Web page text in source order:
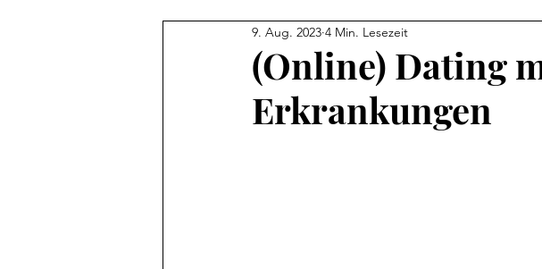
Persönlichkeitspsychologie
Arbeitspsychologie Resilienz Persönliche
(Online) Dating
Erkrankungen
9. Aug. 2023 4 Min. Lesezeit